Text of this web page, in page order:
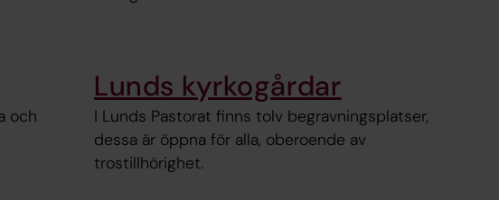
och
Lunds kyrkogårdar
I Lunds Pastorat finns tolv begravningsplatser,
dessa är öppna för alla, oberoende av
trostillhörighet.